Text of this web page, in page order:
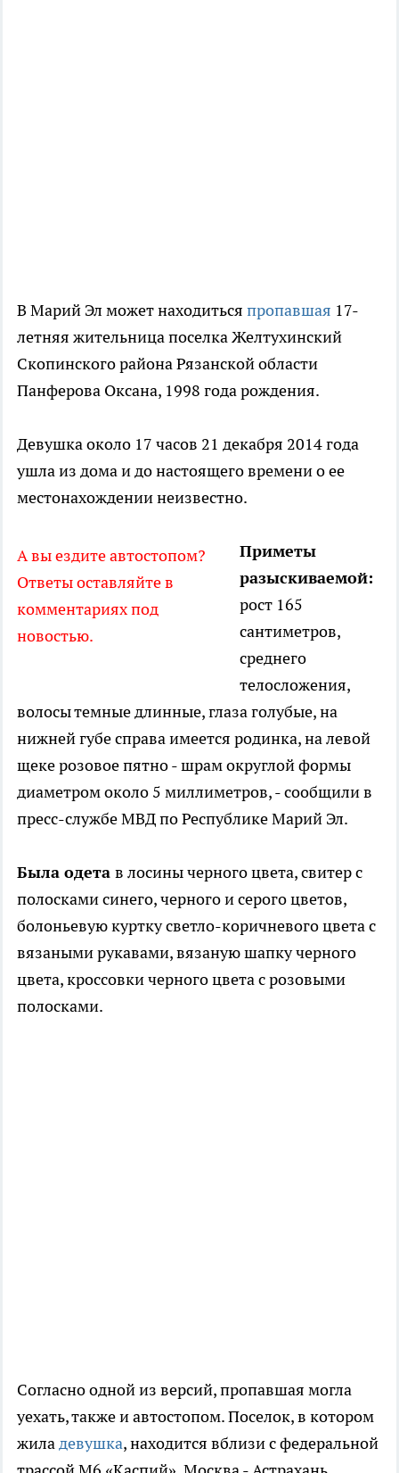
В Марий Эл может находиться пропавшая 17-
летняя жительница поселка Желтухинский
Скопинского района Рязанской области
Панферова Оксана, 1998 года рождения.
Девушка около 17 часов 21 декабря 2014 года
ушла из дома и до настоящего времени о ее
местонахождении неизвестно.
А вы ездите автостопом?
Ответы оставляйте в
комментариях под
новостью.
Приметы
разыскиваемой:
рост 165
сантиметров,
среднего
телосложения,
волосы темные длинные, глаза голубые, на
нижней губе справа имеется родинка, на левой
щеке розовое пятно - шрам округлой формы
диаметром около 5 миллиметров, - сообщили в
пресс-службе МВД по Республике Марий Эл.
Была одета в лосины черного цвета, свитер с
полосками синего, черного и серого цветов,
болоньевую куртку светло-коричневого цвета с
вязаными рукавами, вязаную шапку черного
цвета, кроссовки черного цвета с розовыми
полосками.
Согласно одной из версий, пропавшая могла
уехать, также и автостопом. Поселок, в котором
жиладевушка, находится вблизи с федеральной